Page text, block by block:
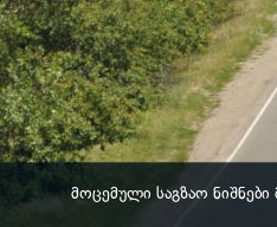
მოცემული საგზაო